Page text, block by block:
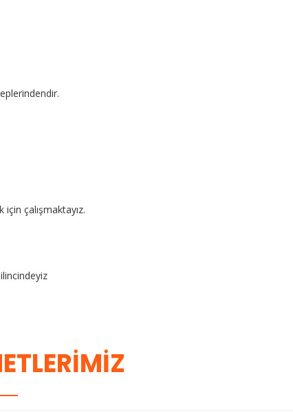
çalışmaktayız.